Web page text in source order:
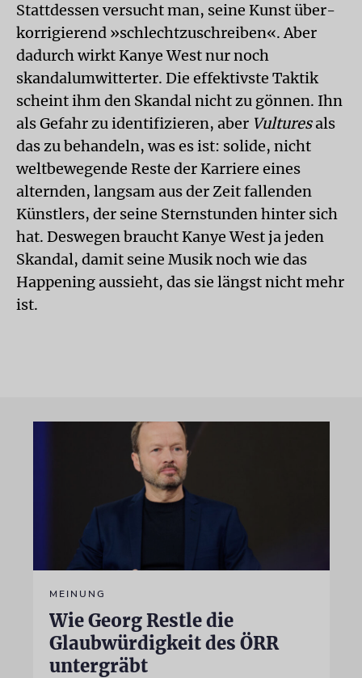
Stattdessen versucht man, seine Kunst über-
korrigierend »schlechtzuschreiben«. Aber
dadurch wirkt Kanye West nur noch
skandalumwitterter. Die effektivste Taktik
scheint ihm den Skandal nicht zu gönnen. Ihn
als Gefahr zu identifizieren, aber Vulturesals
das zu behandeln, was es ist: solide, nicht
weltbewegende Reste der Karriere eines
alternden, langsam aus der Zeit fallenden
Künstlers, der seine Sternstunden hinter sich
hat. Deswegen braucht Kanye West ja jeden
Skandal, damit seine Musik noch wie das
Happening aussieht, das sie längst nicht mehr
ist.
MEINUNG
Wie Georg Restle die
Glaubwürdigkeit des ÖRR
untergräbt